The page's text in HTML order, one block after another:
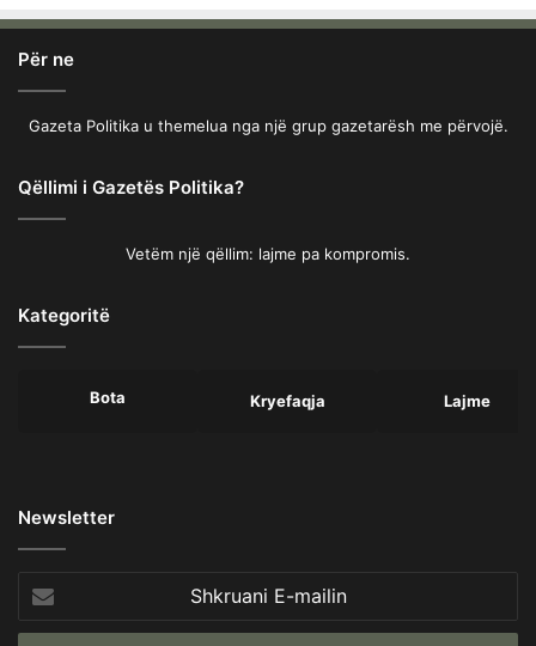
Për ne
Gazeta Politika u themelua nga një grup gazetarësh me përvojë.
Qëllimi i Gazetës Politika?
Vetëm një qëllim: lajme pa kompromis.
Kategoritë
Bota Kryefaqja Lajme
Newsletter
E-
mailin